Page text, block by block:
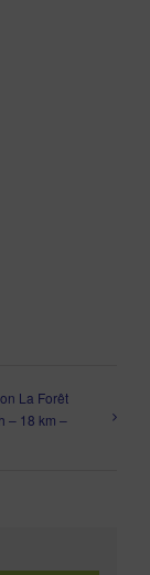
La Forêt
– 18 km –